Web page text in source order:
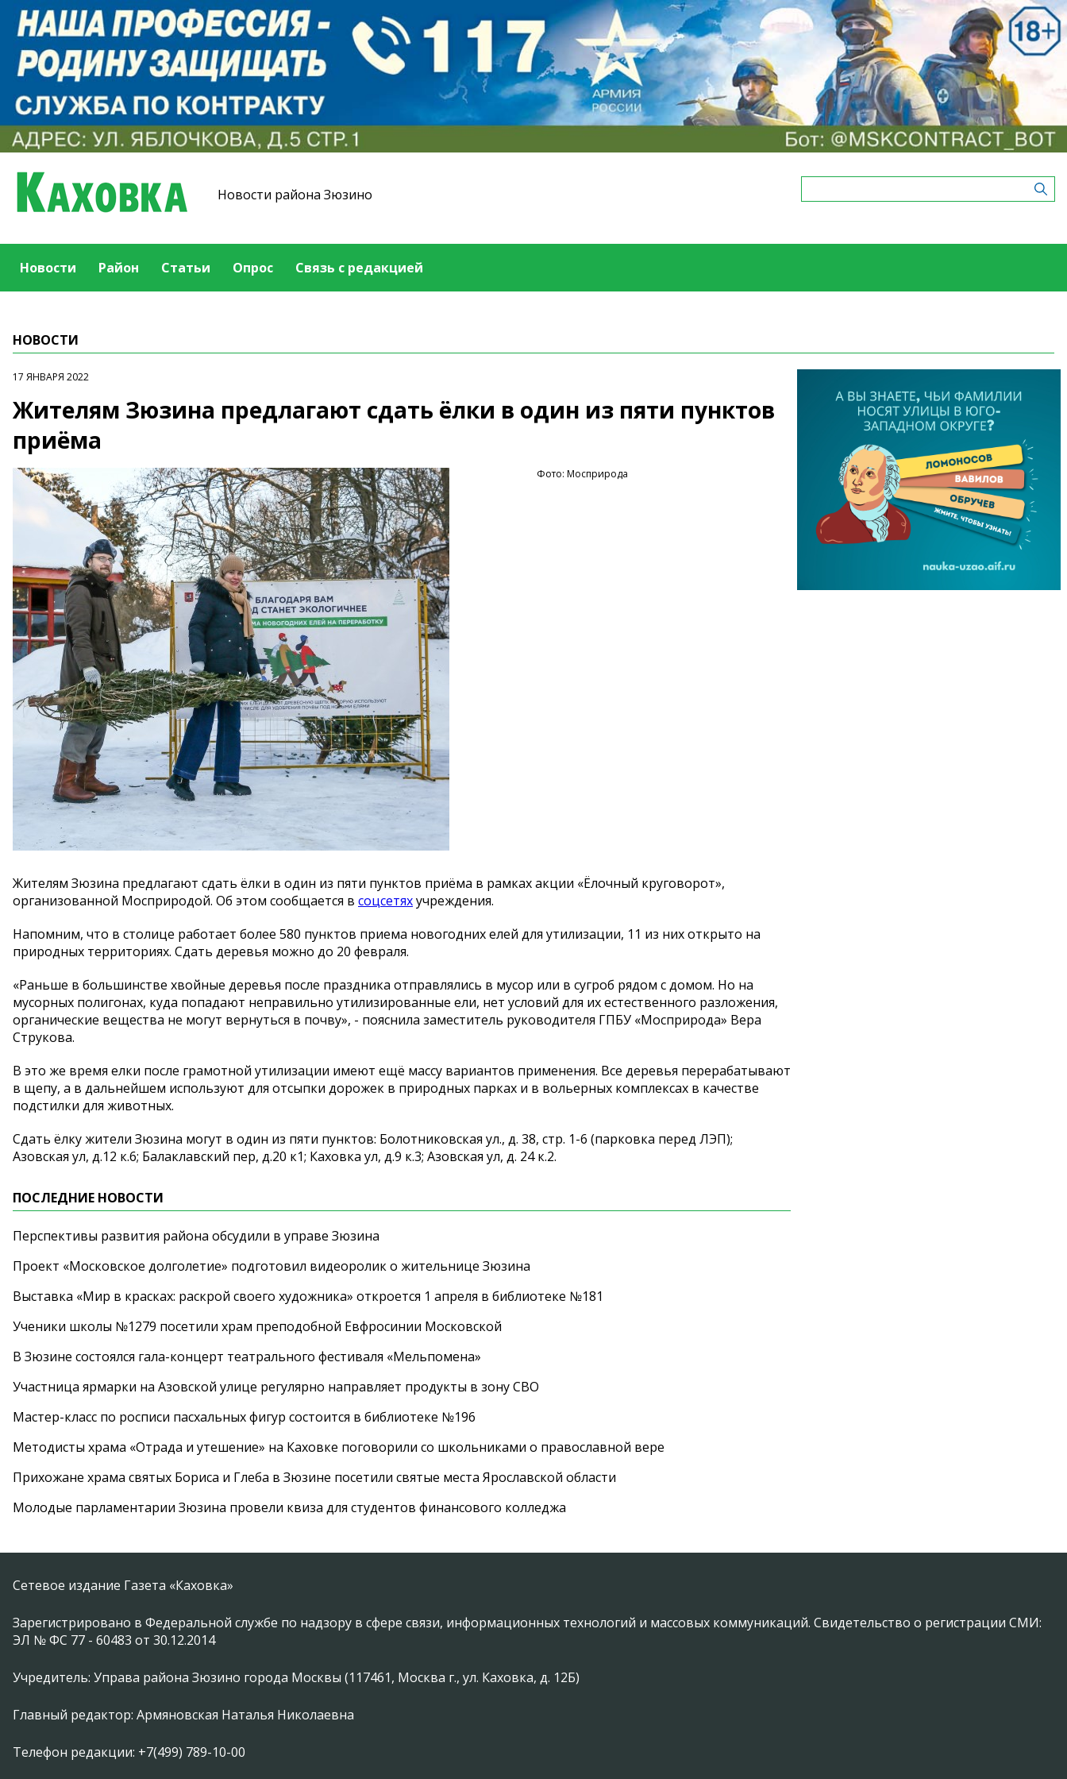
Новости района Зюзино
Новости Район Статьи Опрос Связь с редакцией
НОВОСТИ
17 ЯНВАРЯ 2022
Жителям Зюзина предлагают сдать ёлки в один из пяти пунктов
приёма
Фото: Мосприрода
Жителям Зюзина предлагают сдать ёлки в один из пяти пунктов приёма в рамках акции «Ёлочный круговорот»,
организованной Мосприродой. Об этом сообщается в соцсетяхучреждения.
Напомним, что в столице работает более 580 пунктов приема новогодних елей для утилизации, 11 из них открыто на
природных территориях. Сдать деревья можно до 20 февраля.
«Раньше в большинстве хвойные деревья после праздника отправлялись в мусор или в сугроб рядом с домом. Но на
мусорных полигонах, куда попадают неправильно утилизированные ели, нет условий для их естественного разложения,
органические вещества не могут вернуться в почву», - пояснила заместитель руководителя ГПБУ «Мосприрода» Вера
Струкова.
В это же время елки после грамотной утилизации имеют ещё массу вариантов применения. Все деревья перерабатывают
в щепу, а в дальнейшем используют для отсыпки дорожек в природных парках и в вольерных комплексах в качестве
подстилки для животных.
Сдать ёлку жители Зюзина могут в один из пяти пунктов: Болотниковская ул., д. 38, стр. 1-6 (парковка перед ЛЭП);
Азовская ул, д.12 к.6; Балаклавский пер, д.20 к1; Каховка ул, д.9 к.3; Азовская ул, д. 24 к.2.
ПОСЛЕДНИЕ НОВОСТИ
Перспективы развития района обсудили в управе Зюзина
Проект «Московское долголетие» подготовил видеоролик о жительнице Зюзина
Выставка «Мир в красках: раскрой своего художника» откроется 1 апреля в библиотеке №181
Ученики школы №1279 посетили храм преподобной Евфросинии Московской
В Зюзине состоялся гала-концерт театрального фестиваля «Мельпомена»
Участница ярмарки на Азовской улице регулярно направляет продукты в зону СВО
Мастер-класс по росписи пасхальных фигур состоится в библиотеке №196
Методисты храма «Отрада и утешение» на Каховке поговорили со школьниками о православной вере
Прихожане храма святых Бориса и Глеба в Зюзине посетили святые места Ярославской области
Молодые парламентарии Зюзина провели квиза для студентов финансового колледжа
Сетевое издание Газета «Каховка»
Зарегистрировано в Федеральной службе по надзору в сфере связи, информационных технологий и массовых коммуникаций. Свидетельство о регистрации СМИ:
ЭЛ № ФС 77 - 60483 от 30.12.2014
Учредитель: Управа района Зюзино города Москвы (117461, Москва г., ул. Каховка, д. 12Б)
Главный редактор: Армяновская Наталья Николаевна
Телефон редакции: +7(499) 789-10-00